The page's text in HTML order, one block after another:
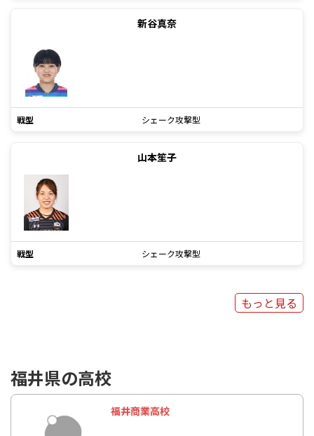
新谷真奈
戦型 シェーク攻撃型
山本笙子
戦型 シェーク攻撃型
もっと見る
福井県の高校
福井商業高校